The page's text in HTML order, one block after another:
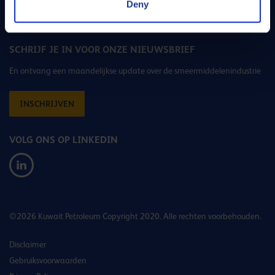
Deny
SCHRIJF JE IN VOOR ONZE NIEUWSBRIEF
En ontvang een maandelijkse update over de smeermiddelenindustrie
INSCHRIJVEN
VOLG ONS OP LINKEDIN
©2026 Kuwait Petroleum Copyright 2020. Alle rechten voorbehouden.
Disclaimer
Gebruiksvoorwaarden